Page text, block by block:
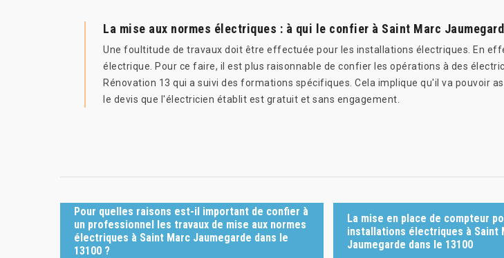
La mise aux normes électriques : à qui le confier à Saint Marc
Une foultitude de travaux doit être effectuée pour les installations électriques. En
électrique. Pour ce faire, il est plus raisonnable de confier les opérations à des
Rénovation 13 qui a suivi des formations spécifiques. Cela implique qu'il va pouvoir
le devis que l'électricien établit est gratuit et sans engagement.
Pour quelles raisons est-il important de confier à
un professionnel les travaux de mise aux normes
électriques à Saint Marc Jaumegarde dans le
13100 ?
La mise en place de compteur
installations électriques à Saint
Jaumegarde dans le 13100